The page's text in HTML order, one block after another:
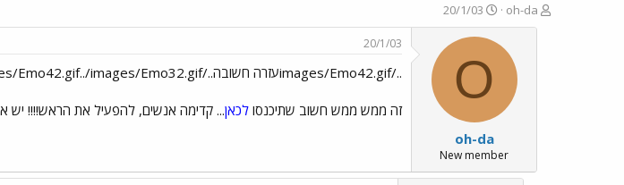
פ
ו
oh-da
פ
ו
ר
ס
ם
ב
א
ר
י
ך
20/1/03
O
oh-da
New member
20/1/03
../images/Emo42.gifעזרה חשובה../images/Emo70.gif../images/Emo36.gif../images/Emo42.gif../images/Emo32.gif
זה ממש ממש חשוב שתיכנסו לכאן... קדימה אנשים, להפעיל את הראש!!!! יש